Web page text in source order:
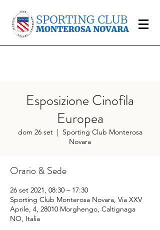
Esposizione Cinofila
Europea
dom 26 set
  |
Sporting Club Monterosa
Novara
Orario & Sede
26 set 2021, 08:30 – 17:30
Sporting Club Monterosa Novara, Via XXV
Aprile, 4, 28010 Morghengo, Caltignaga
NO, Italia